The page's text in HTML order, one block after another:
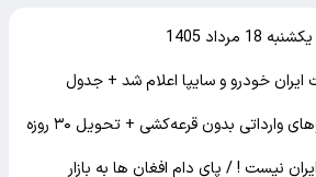
1405
خودرو و سایپا اعلام شد + جدول
وارداتی بدون قرعه‌کشی + تحویل ۳۰ روزه
نیست ! / پای دام افغان ها به بازار